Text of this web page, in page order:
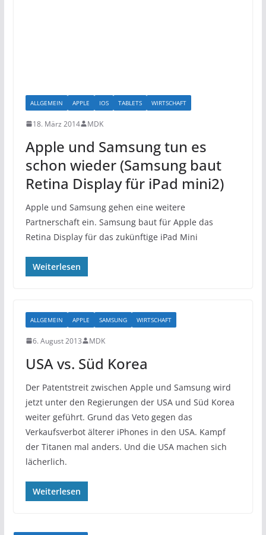
ALLGEMEIN APPLE IOS TABLETS WIRTSCHAFT
18. März 2014 MDK
Apple und Samsung tun es
schon wieder (Samsung baut
Retina Display für iPad mini2)
Apple und Samsung gehen eine weitere
Partnerschaft ein. Samsung baut für Apple das
Retina Display für das zukünftige iPad Mini
Weiterlesen
ALLGEMEIN APPLE SAMSUNG WIRTSCHAFT
6. August 2013 MDK
USA vs. Süd Korea
Der Patentstreit zwischen Apple und Samsung wird
jetzt unter den Regierungen der USA und Süd Korea
weiter geführt. Grund das Veto gegen das
Verkaufsverbot älterer iPhones in den USA. Kampf
der Titanen mal anders. Und die USA machen sich
lächerlich.
Weiterlesen